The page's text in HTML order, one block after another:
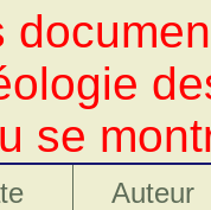
se
Auteur